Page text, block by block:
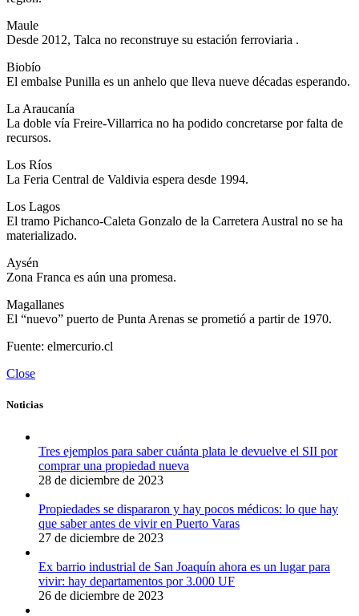
Maule
Desde 2012, Talca no reconstruye su estación ferroviaria .
Biobío
El embalse Punilla es un anhelo que lleva nueve décadas esperando.
La Araucanía
La doble vía Freire-Villarrica no ha podido concretarse por falta de
recursos.
Los Ríos
La Feria Central de Valdivia espera desde 1994.
Los Lagos
El tramo Pichanco-Caleta Gonzalo de la Carretera Austral no se ha
materializado.
Aysén
Zona Franca es aún una promesa.
Magallanes
El “nuevo” puerto de Punta Arenas se prometió a partir de 1970.
Fuente: elmercurio.cl
Close
Noticias
Tres ejemplos para saber cuánta plata le devuelve el SII por
comprar una propiedad nueva
28 de diciembre de 2023
Propiedades se dispararon y hay pocos médicos: lo que hay
que saber antes de vivir en Puerto Varas
27 de diciembre de 2023
Ex barrio industrial de San Joaquín ahora es un lugar para
vivir: hay departamentos por 3.000 UF
26 de diciembre de 2023